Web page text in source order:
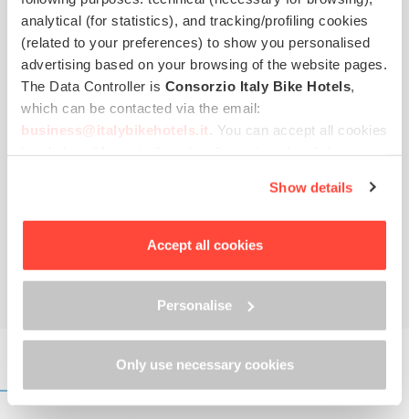
analytical (for statistics), and tracking/profiling cookies
(related to your preferences) to show you personalised
advertising based on your browsing of the website pages.
The Data Controller is Consorzio Italy Bike Hotels
which can be contacted via the email:
business@italybikehotels.it . You can accept all cookies
In order to withdraw the consent provided previously and
to view the complete information on data processing,
Show details
Accept all cookies
Personalise
Only use necessary cookies
Quotazione diretta dall'hotel
Risposta veloce: controlla la tua email!
Miglior tariffa web per ciclisti